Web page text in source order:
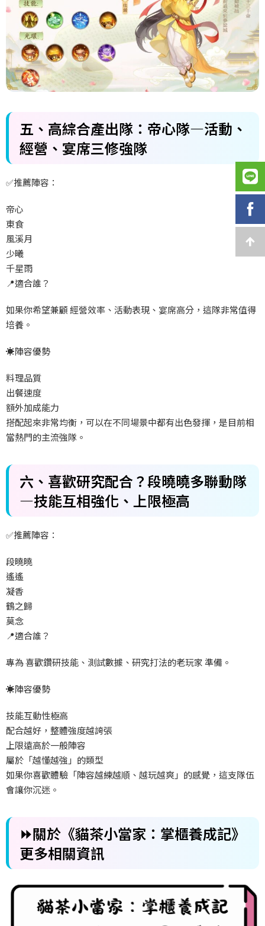
五、高綜合產出隊：帝心隊—活動、
經營、宴席三修強隊
✅推薦陣容：
帝心
東食
風溪月
少曦
千星雨
📍適合誰？
如果你希望兼顧經營效率、活動表現、宴席高分，這隊非常值得
培養。
☀️陣容優勢
料理品質
出餐速度
額外加成能力
搭配起來非常均衡，可以在不同場景中都有出色發揮，是目前相
當熱門的主流強隊。
六、喜歡研究配合？段曉曉多聯動隊
—技能互相強化、上限極高
✅推薦陣容：
段曉曉
遙遙
凝香
鶴之歸
莫念
📍適合誰？
專為喜歡鑽研技能、測試數據、研究打法的老玩家準備。
☀️陣容優勢
技能互動性極高
配合越好，整體強度越誇張
上限遠高於一般陣容
屬於「越懂越強」的類型
如果你喜歡體驗「陣容越練越順、越玩越爽」的感覺，這支隊伍
會讓你沉迷。
⏩關於《貓茶小當家：掌櫃養成記》
更多相關資訊